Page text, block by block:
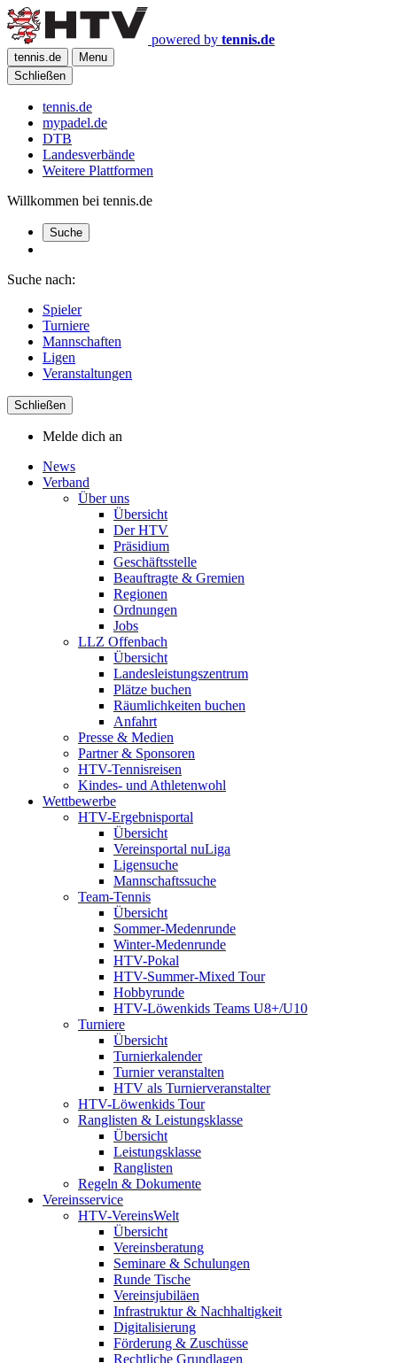
powered by tennis.de
tennis.de
Menu
Schließen
tennis.de
mypadel.de
DTB
Landesverbände
Weitere Plattformen
Willkommen bei tennis.de
Suche
Suche nach:
Spieler
Turniere
Mannschaften
Ligen
Veranstaltungen
Schließen
Melde dich an
News
Verband
Über uns
Übersicht
Der HTV
Präsidium
Geschäftsstelle
Beauftragte & Gremien
Regionen
Ordnungen
Jobs
LLZ Offenbach
Übersicht
Landesleistungszentrum
Plätze buchen
Räumlichkeiten buchen
Anfahrt
Presse & Medien
Partner & Sponsoren
HTV-Tennisreisen
Kindes- und Athletenwohl
Wettbewerbe
HTV-Ergebnisportal
Übersicht
Vereinsportal nuLiga
Ligensuche
Mannschaftssuche
Team-Tennis
Übersicht
Sommer-Medenrunde
Winter-Medenrunde
HTV-Pokal
HTV-Summer-Mixed Tour
Hobbyrunde
HTV-Löwenkids Teams U8+/U10
Turniere
Übersicht
Turnierkalender
Turnier veranstalten
HTV als Turnierveranstalter
HTV-Löwenkids Tour
Ranglisten & Leistungsklasse
Übersicht
Leistungsklasse
Ranglisten
Regeln & Dokumente
Vereinsservice
HTV-VereinsWelt
Übersicht
Vereinsberatung
Seminare & Schulungen
Runde Tische
Vereinsjubiläen
Infrastruktur & Nachhaltigkeit
Digitalisierung
Förderung & Zuschüsse
Rechtliche Grundlagen